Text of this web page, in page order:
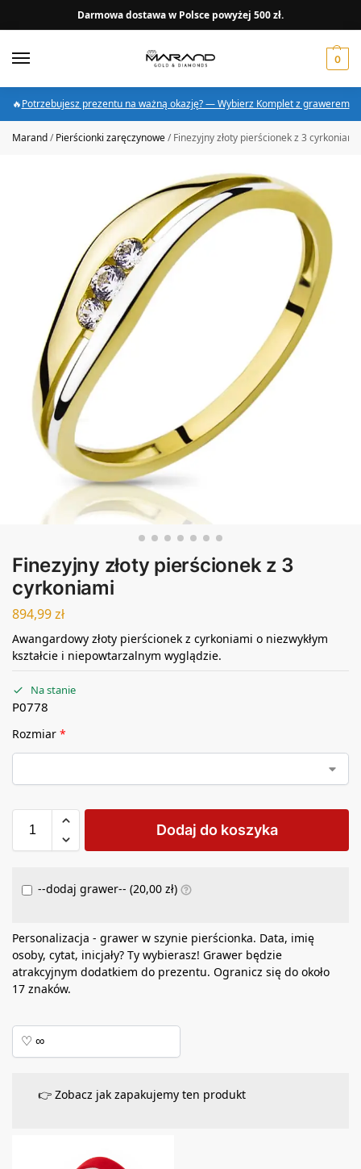
Darmowa dostawa w Polsce powyżej 500 zł.
0
🔥Potrzebujesz prezentu na ważną okazję? — Wybierz Komplet z grawerem
Marand/Pierścionki zaręczynowe/Finezyjny złoty pierścionek z 3 cyrkoniami
Finezyjny złoty pierścionek z 3
cyrkoniami
894,99zł
Awangardowy złoty pierścionek z cyrkoniami o niezwykłym
kształcie i niepowtarzalnym wyglądzie.
Na stanie
P0778
Rozmiar *
Dodaj do koszyka
--dodaj grawer-- (20,00 zł)
Personalizacja - grawer w szynie pierścionka. Data, imię
osoby, cytat, inicjały? Ty wybierasz! Grawer będzie
atrakcyjnym dodatkiem do prezentu. Ogranicz się do około
17 znaków.
👉 Zobacz jak zapakujemy ten produkt